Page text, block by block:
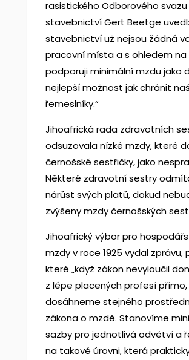
rasistického Odborového svazu
stavebnictví Gert Beetge uvedl:
stavebnictví už nejsou žádná
pracovní místa a s ohledem
podporuji minimální mzdu jako
nejlepší možnost jak chránit
řemeslníky.“
Jihoafrická rada zdravotních
odsuzovala nízké mzdy, které
černošské sestřičky, jako
Některé zdravotní sestry
nárůst svých platů, dokud
zvýšeny mzdy černošských
Jihoafrický výbor pro
mzdy v roce 1925 vydal zprávu,
které „když zákon nevyloučil
z lépe placených profesí přímo,
dosáhneme stejného
zákona o mzdě. Stanovíme
sazby pro jednotlivá odvětví a
na takové úrovni, která